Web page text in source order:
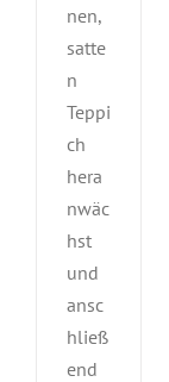
nen,
satte
n
Teppi
ch
hera
nwäc
hst
und
ansc
hließ
end